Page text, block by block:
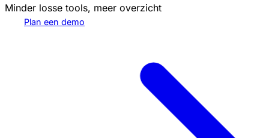
Minder losse tools, meer overzicht
Plan een demo